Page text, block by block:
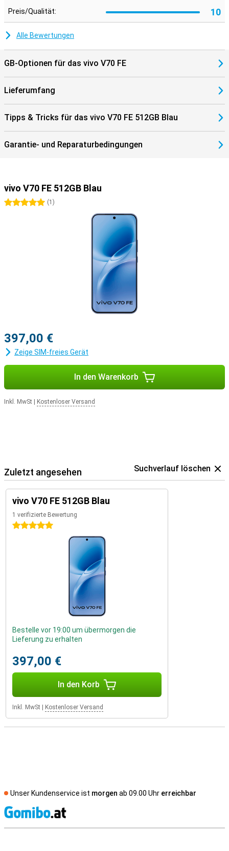
Preis/Qualität: 10
Alle Bewertungen
GB-Optionen für das vivo V70 FE
Lieferumfang
Tipps & Tricks für das vivo V70 FE 512GB Blau
Garantie- und Reparaturbedingungen
vivo V70 FE 512GB Blau
5 Sterne
(1 )
397,00 €
Zeige SIM-freies Gerät
In den Warenkorb
Inkl. MwSt Kostenloser Versand
Zuletzt angesehen Suchverlauf löschen
vivo V70 FE 512GB Blau
1 verifizierte Bewertung
5 Sterne
Bestelle vor 19:00 um übermorgen die
Lieferung zu erhalten
397,00 €
In den Korb
Inkl. MwSt Kostenloser Versand
Unser Kundenservice ist morgen ab 09.00 Uhr erreichbar